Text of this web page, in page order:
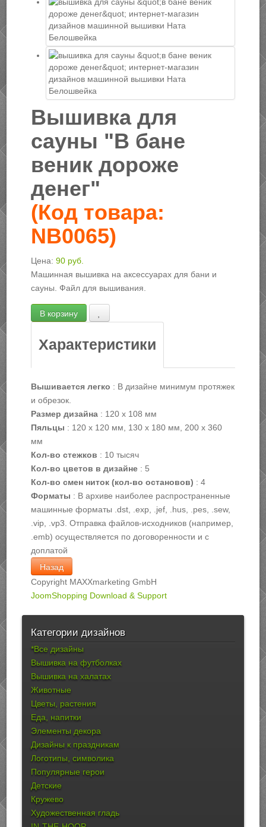
Вышивка для
сауны "В бане
веник дороже
денег"
(Код товара:
NB0065)
Цена: 90 руб.
Машинная вышивка на аксессуарах для бани и
сауны. Файл для вышивания.
Характеристики
Вышивается легко : В дизайне минимум протяжек
и обрезок.
Размер дизайна: 120 х 108 мм
Пяльцы : 120 х 120 мм, 130 х 180 мм, 200 х 360
мм
Кол-во стежков : 10 тысяч
Кол-во цветов в дизайне: 5
Кол-во смен ниток (кол-во остановов) : 4
Форматы : В архиве наиболее распространенные
машинные форматы .dst, .exp, .jef, .hus, .pes, .sew,
.vip, .vp3. Отправка файлов-исходников (например,
.emb) осуществляется по договоренности и с
доплатой
Copyright MAXXmarketing GmbH
JoomShopping Download & Support
Категории дизайнов
*Все дизайны
Вышивка на футболках
Вышивка на халатах
Животные
Цветы, растения
Еда, напитки
Элементы декора
Дизайны к праздникам
Логотипы, символика
Популярные герои
Детские
Кружево
Художественная гладь